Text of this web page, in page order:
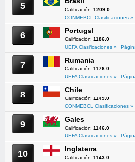
5 Calificación: 1209.0
CONMEBOL Clasificaciones »
6 Portugal
Calificación: 1186.0
UEFA Clasificaciones »
7 Rumania
Calificación: 1176.0
UEFA Clasificaciones »
8 Chile
Calificación: 1149.0
CONMEBOL Clasificaciones »
9 Gales
Calificación: 1146.0
UEFA Clasificaciones »
10 Inglaterra
Calificación: 1143.0